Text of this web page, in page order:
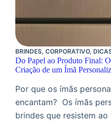
BRINDES, CORPORATIVO,
Do Papel ao Produto Final: O
Criação de um Ímã
Por que os ímãs
encantam? Os ímãs
brindes que resistem ao